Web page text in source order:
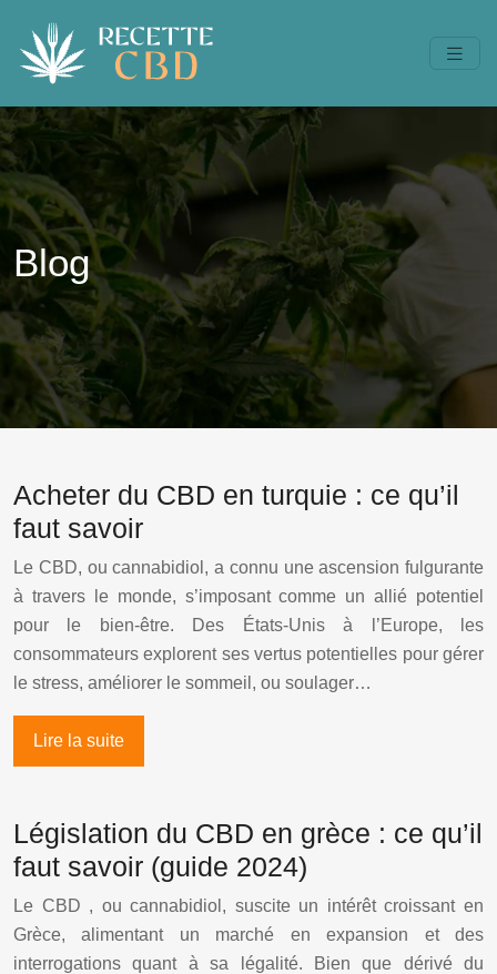
Blog
Acheter du CBD en turquie : ce qu’il
faut savoir
Le CBD, ou cannabidiol, a connu une ascension fulgurante
à travers le monde, s’imposant comme un allié potentiel
pour le bien-être. Des États-Unis à l’Europe, les
consommateurs explorent ses vertus potentielles pour gérer
le stress, améliorer le sommeil, ou soulager…
Lire la suite
Législation du CBD en grèce : ce qu’il
faut savoir (guide 2024)
Le CBD , ou cannabidiol, suscite un intérêt croissant en
Grèce, alimentant un marché en expansion et des
interrogations quant à sa légalité. Bien que dérivé du